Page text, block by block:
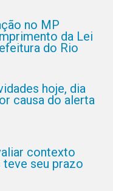
no MP
da Lei
do Rio
hoje, dia
causa do alerta
contexto
seu prazo